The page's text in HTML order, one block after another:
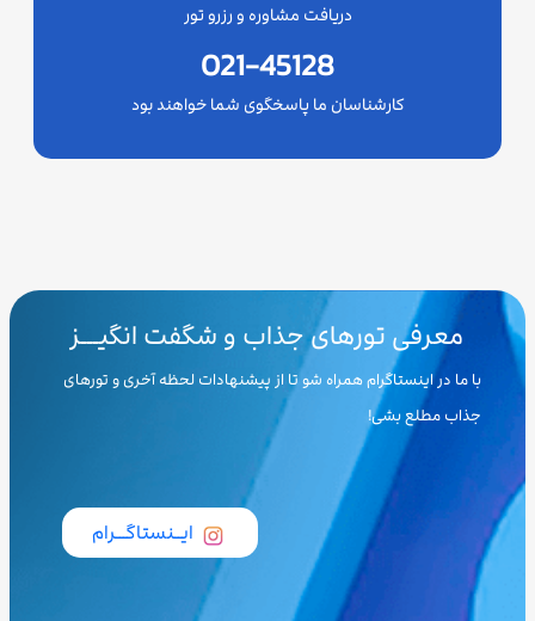
دریافت مشاوره و رزرو تور
021-45128
کارشناسان ما پاسخگوی شما خواهند بود
معرفی تورهای جذاب و شگفت انگیـــز
با ما در اینستاگرام همراه شو تا از پیشنهادات لحظه آخری و تورهای
جذاب مطلع بشی!
ایــنستاگـــرام